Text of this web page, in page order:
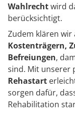
Wahlrechtwird
berücksichtigt.
Zudem klären wir
Kostenträgern,
Befreiungen,
sind. Mit unserer
Rehastart
sorgen dafür,
Rehabilitation